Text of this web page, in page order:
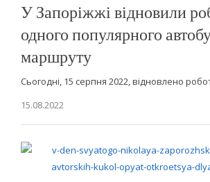
У Запоріжжі відновили
одного популярного
маршруту
Сьогодні, 15 серпня 2022, відновлено
15.08.2022